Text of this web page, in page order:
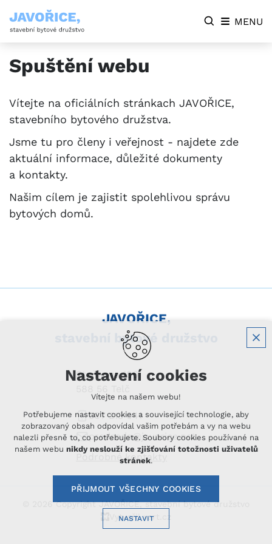
MENU
Spuštění webu
Vítejte na oficiálních stránkach JAVOŘICE,
stavebního bytového družstva.
Jsme tu pro členy i veřejnost - najdete zde
aktuální informace, důležité dokumenty
a kontakty.
Našim cílem je zajistit spolehlivou správu
bytových domů.
JAVOŘICE,
stavební bytové družstvo
predseda@javorice.net
567 213 041
Staňkova 196
Podrobné kontakty
© 2026 Copyright JAVOŘICE, stavební bytové družstvo
Vytvořil xart.cz
Nastavení cookies
Vítejte na našem webu!
Potřebujeme nastavit cookies a související technologie, aby
zobrazovaný obsah odpovídal vašim potřebám a vy na webu
nalezli přesně to, co potřebujete. Soubory cookies používané na
našem webu nikdy neslouží ke zjišťování totožnosti uživatelů
stránek.
PŘIJMOUT VŠECHNY COOKIES
NASTAVIT